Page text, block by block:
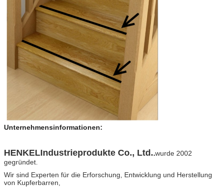
Unternehmensinformationen:
HENKELIndustrieprodukte Co., Ltd..wurde 2002
gegründet.
Wir sind Experten für die Erforschung, Entwicklung und Herstellung
von Kupferbarren,